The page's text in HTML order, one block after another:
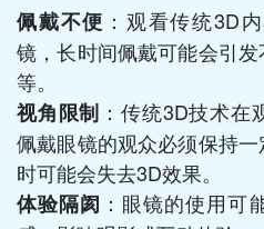
佩戴不便 ：观看传统3D
镜，长时间佩戴可能会引
等。
视角限制 ：传统3D技术在
佩戴眼镜的观众必须保持
时可能会失去3D效果。
体验隔阂 ：眼镜的使用可